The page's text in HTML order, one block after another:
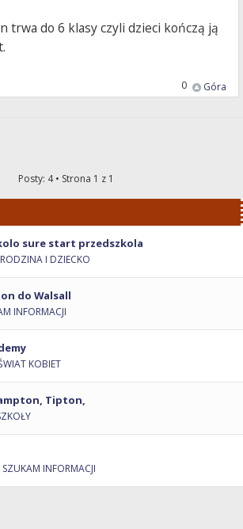
trwa do 6 klasy czyli dzieci kończą ją
Góra
0
Posty: 4 • Strona 1 z 1
sure start przedszkola
RODZINA I DZIECKO
do Walsall
INFORMACJI
KOBIET
Tipton,
SZUKAM INFORMACJI